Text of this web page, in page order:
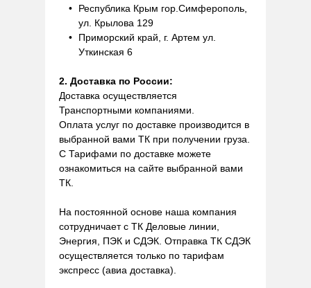
Республика Крым гор.Симферополь,
ул. Крылова 129
Приморский край, г. Артем ул.
Уткинская 6
2. Доставка по России:
Доставка осуществляется
Транспортными компаниями.
Оплата услуг по доставке производится в
выбранной вами ТК при получении груза.
С Тарифами по доставке можете
ознакомиться на сайте выбранной вами
ТК.
На постоянной основе наша компания
сотрудничает с ТК Деловые линии,
Энергия, ПЭК и СДЭК. Отправка ТК СДЭК
осуществляется только по тарифам
экспресс (авиа доставка).